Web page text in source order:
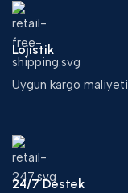
Lojistik
Uygun kargo maliyeti
24/7 Destek